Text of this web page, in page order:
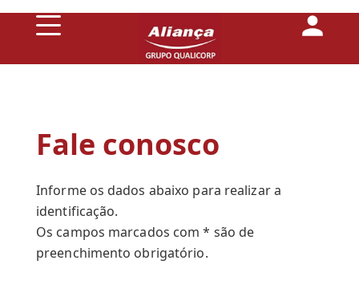
Conheça
Planos
de
Fale conosco
Informe os dados abaixo para realizar a
identificação.
Os campos marcados com * são de
preenchimento obrigatório.